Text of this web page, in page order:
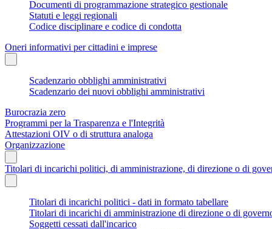
Documenti di programmazione strategico gestionale
Statuti e leggi regionali
Codice disciplinare e codice di condotta
Oneri informativi per cittadini e imprese
Scadenzario obblighi amministrativi
Scadenzario dei nuovi obblighi amministrativi
Burocrazia zero
Programmi per la Trasparenza e l'Integrità
Attestazioni OIV o di struttura analoga
Organizzazione
Titolari di incarichi politici, di amministrazione, di direzione o di
Titolari di incarichi politici - dati in formato tabellare
Titolari di incarichi di amministrazione di direzione o di
Soggetti cessati dall'incarico